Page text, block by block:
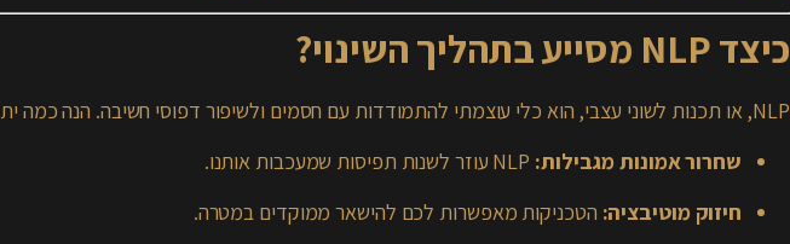
כיצד NLP מסייע בתהליך השינוי?
NLP, או תכנות לשוני עצבי, הוא כלי עוצמתי להתמודדות עם חסמים ולשיפור דפוסי חשיבה. הנה כמה יתרונות מרכזיים:
שחרור אמונות מגבילות:
חיזוק מוטיבציה: הטכניקות מאפשרות לכם להישאר ממוקדים במטרה.